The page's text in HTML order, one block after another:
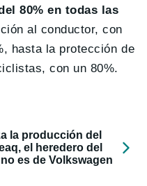
80% en todas las
al conductor, con
hasta la protección de
con un 80%.
la producción del
el heredero del
es de Volkswagen